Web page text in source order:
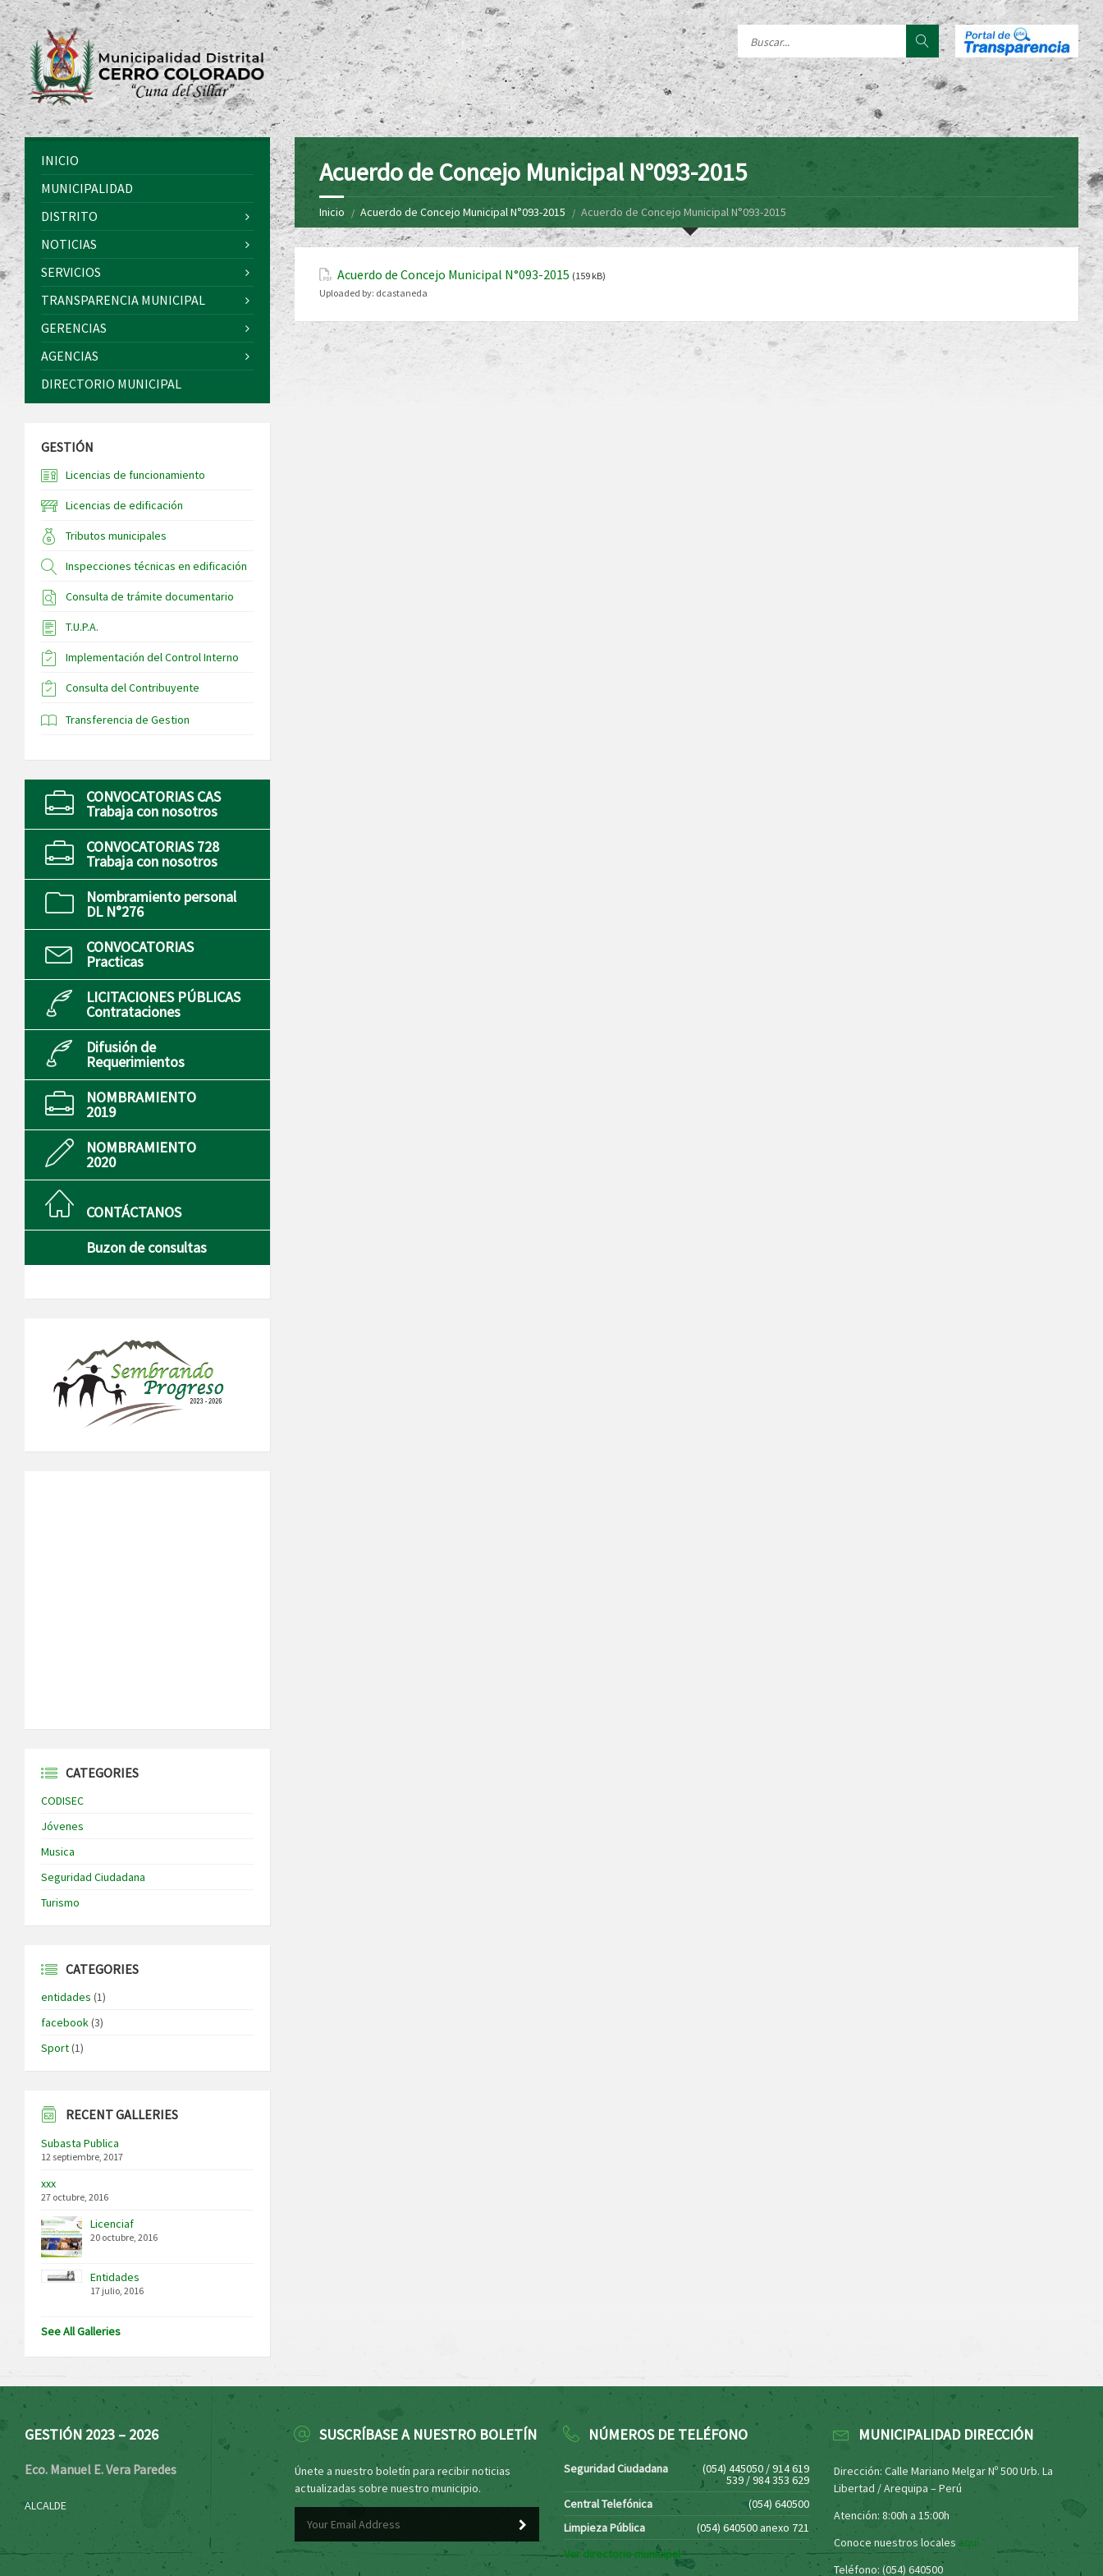
Acuerdo de Concejo Municipal N°093-2015
Inicio Acuerdo de Concejo Municipal N°093-2015 Acuerdo de Concejo Municipal N°093-2015
Acuerdo de Concejo Municipal N°093-2015 (159 kB)
Uploaded by: dcastaneda
INICIO
MUNICIPALIDAD
DISTRITO
NOTICIAS
SERVICIOS
TRANSPARENCIA MUNICIPAL
GERENCIAS
AGENCIAS
DIRECTORIO MUNICIPAL
GESTIÓN
Licencias de funcionamiento
Licencias de edificación
Tributos municipales
Inspecciones técnicas en edificación
Consulta de trámite documentario
T.U.P.A.
Implementación del Control Interno
Consulta del Contribuyente
Transferencia de Gestion
CONVOCATORIAS CAS
Trabaja con nosotros
CONVOCATORIAS 728
Trabaja con nosotros
Nombramiento personal
DL N°276
CONVOCATORIAS
Practicas
LICITACIONES PÚBLICAS
Contrataciones
Difusión de
Requerimientos
NOMBRAMIENTO
2019
NOMBRAMIENTO
2020
CONTÁCTANOS
Buzon de consultas
CATEGORIES
CODISEC
Jóvenes
Musica
Seguridad Ciudadana
Turismo
CATEGORIES
entidades (1)
facebook(3)
Sport(1)
RECENT GALLERIES
Subasta Publica
12 septiembre, 2017
xxx
27 octubre, 2016
Licenciaf
20 octubre, 2016
Entidades
17 julio, 2016
See All Galleries
GESTIÓN 2023 – 2026
Eco. Manuel E. Vera Paredes
ALCALDE
SUSCRÍBASE A NUESTRO BOLETÍN
Únete a nuestro boletín para recibir noticias
actualizadas sobre nuestro municipio.
NÚMEROS DE TELÉFONO
Seguridad Ciudadana (054) 445050 / 914 619
539 / 984 353 629
Central Telefónica
(054) 640500
Limpieza Pública
(054) 640500 anexo 721
Ver directorio municipal
MUNICIPALIDAD DIRECCIÓN
Dirección: Calle Mariano Melgar Nº 500 Urb. La
Libertad / Arequipa – Perú
Atención: 8:00h a 15:00h
Conoce nuestros locales aquí
Teléfono: (054) 640500